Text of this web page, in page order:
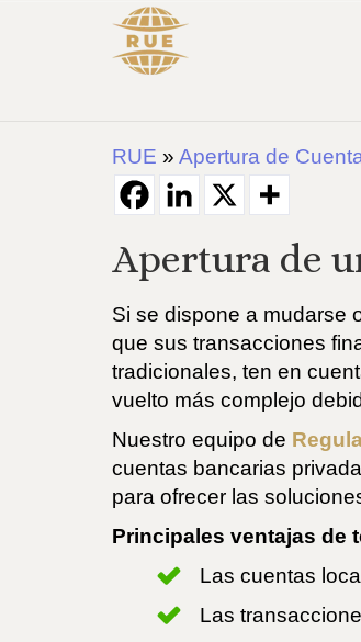
RUE » Apertura de
Apertura de
Si se dispone a mudarse
que sus transacciones
tradicionales, ten en
vuelto más complejo
Nuestro equipo de
cuentas bancarias
para ofrecer las
Principales ventajas de
Las cuentas
Las